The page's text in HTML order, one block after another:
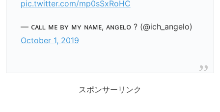
pic.twitter.com/mp0sSxRoHC
— ᴄᴀʟʟ ᴍᴇ ʙʏ ᴍʏ ɴᴀᴍᴇ, ᴀɴɢᴇʟᴏ ? (@ich_angelo)
October 1, 2019
スポンサーリンク